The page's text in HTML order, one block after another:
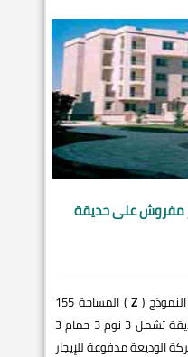
مفروش على حديقة
(
Z
) المساحة 155
شرقي و غربي تطل على حديقة تشمل 3 نوم 3 حمام 3
الوديعة مدفوعة للإيجار